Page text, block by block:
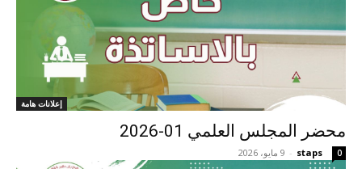
إعلانات هامة
محضر المجلس العلمي 01-2026
staps
- 9 مايو، 2026 0